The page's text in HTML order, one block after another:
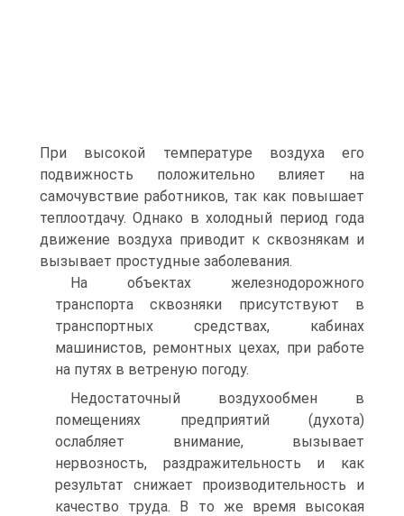
При высокой температуре воздуха его
подвижность положительно влияет на
самочувствие работников, так как повышает
теплоотдачу. Однако в холодный период года
движение воздуха приводит к сквознякам и
вызывает простудные заболевания.
На объектах железнодорожного
транспорта сквозняки присутствуют в
транспортных средствах, кабинах
машинистов, ремонтных цехах, при работе
на путях в ветреную погоду.
Недостаточный воздухообмен в
помещениях предприятий (духота)
ослабляет внимание, вызывает
нервозность, раздражительность и как
результат снижает производительность и
качество труда. В то же время высокая